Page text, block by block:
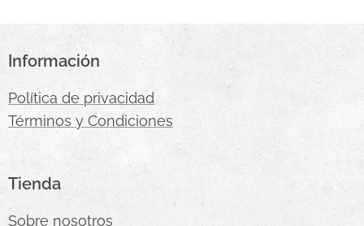
Información
Política de privacidad
Términos y Condiciones
Tienda
Sobre nosotros